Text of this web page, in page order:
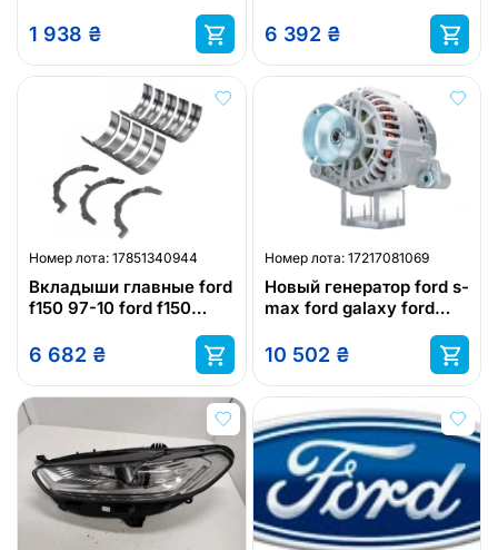
1 938 ₴
focus
6 392 ₴
Номер лота: 17851340944
Вкладыши главные ford
f150 97-10 ford f150
97-99 ford f
6 682 ₴
Номер лота: 17217081069
Новый генератор ford s-
max ford galaxy ford
ford mondeo
10 502 ₴